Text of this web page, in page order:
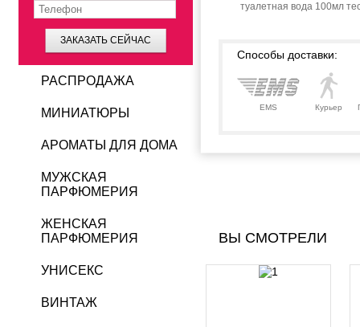
туалетная вода 100мл
Способы доставки:
EMS Курьер
ВЫ СМОТРЕЛИ
ЗАКАЗАТЬ СЕЙЧАС
РАСПРОДАЖА
МИНИАТЮРЫ
АРОМАТЫ ДЛЯ ДОМА
МУЖСКАЯ
ПАРФЮМЕРИЯ
ЖЕНСКАЯ
ПАРФЮМЕРИЯ
УНИСЕКС
ВИНТАЖ